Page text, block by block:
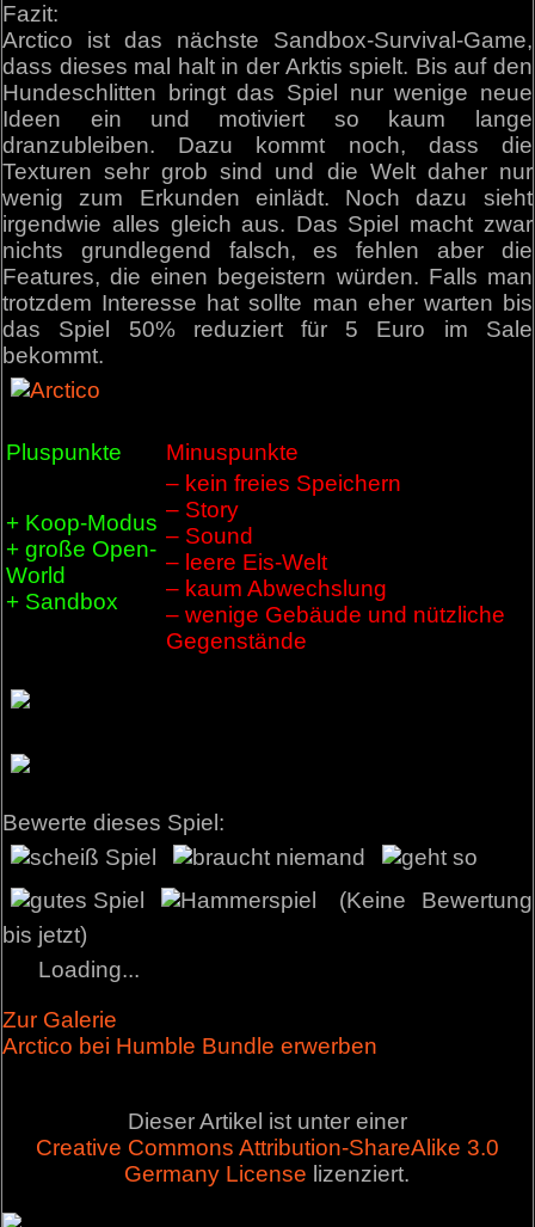
Fazit:
Arctico ist das nächste Sandbox-Survival-Game,
dass dieses mal halt in der Arktis spielt. Bis auf den
Hundeschlitten bringt das Spiel nur wenige neue
Ideen ein und motiviert so kaum lange
dranzubleiben. Dazu kommt noch, dass die
Texturen sehr grob sind und die Welt daher nur
wenig zum Erkunden einlädt. Noch dazu sieht
irgendwie alles gleich aus. Das Spiel macht zwar
nichts grundlegend falsch, es fehlen aber die
Features, die einen begeistern würden. Falls man
trotzdem Interesse hat sollte man eher warten bis
das Spiel 50% reduziert für 5 Euro im Sale
bekommt.
Pluspunkte Minuspunkte
+ Koop-Modus
+ große Open-
World
+ Sandbox
– kein freies Speichern
– Story
– Sound
– leere Eis-Welt
– kaum Abwechslung
– wenige Gebäude und nützliche
Gegenstände
Bewerte dieses Spiel:
(Keine Bewertung
bis jetzt)
Loading...
Zur Galerie
Arctico bei Humble Bundle erwerben
Dieser Artikel ist unter einer
Creative Commons Attribution-ShareAlike 3.0
Germany License lizenziert.